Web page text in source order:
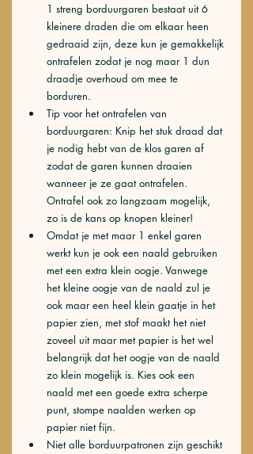
1 streng borduurgaren bestaat uit 6
kleinere draden die om elkaar heen
gedraaid zijn, deze kun je gemakkelijk
ontrafelen zodat je nog maar 1 dun
draadje overhoud om mee te
borduren.
Tip voor het ontrafelen van
borduurgaren: Knip het stuk draad dat
je nodig hebt van de klos garen af
zodat de garen kunnen draaien
wanneer je ze gaat ontrafelen.
Ontrafel ook zo langzaam mogelijk,
zo is de kans op knopen kleiner!
Omdat je met maar 1 enkel garen
werkt kun je ook een naald gebruiken
met een extra klein oogje. Vanwege
het kleine oogje van de naald zul je
ook maar een heel klein gaatje in het
papier zien, met stof maakt het niet
zoveel uit maar met papier is het wel
belangrijk dat het oogje van de naald
zo klein mogelijk is. Kies ook een
naald met een goede extra scherpe
punt, stompe naalden werken op
papier niet fijn.
Niet alle borduurpatronen zijn geschikt